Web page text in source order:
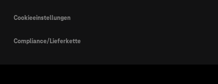
Cookieeinstellungen
Compliance/Lieferkette